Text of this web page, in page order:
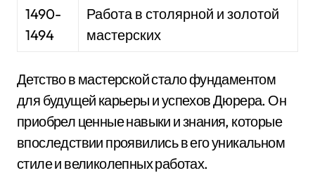
1490-
1494
Работа в столярной и золотой
мастерских
Детство в мастерской стало фундаментом
для будущей карьеры и успехов Дюрера. Он
приобрел ценные навыки и знания, которые
впоследствии проявились в его уникальном
стиле и великолепных работах.